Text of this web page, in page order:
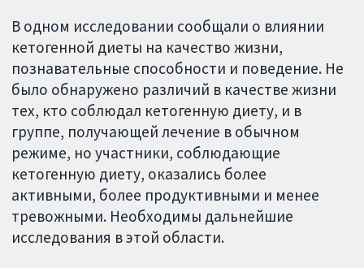
В одном исследовании сообщали о влиянии
кетогенной диеты на качество жизни,
познавательные способности и поведение. Не
было обнаружено различий в качестве жизни
тех, кто соблюдал кетогенную диету, и в
группе, получающей лечение в обычном
режиме, но участники, соблюдающие
кетогенную диету, оказались более
активными, более продуктивными и менее
тревожными. Необходимы дальнейшие
исследования в этой области.